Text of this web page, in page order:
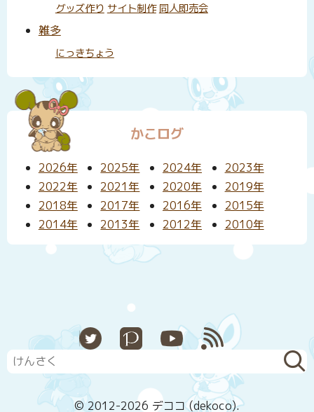
グッズ作り サイト制作 同人即売会
雑多
にっきちょう
かこログ
2026年 2025年 2024年
2023年
2022年
2021年 2020年
2019年
2018年
2017年 2016年
2015年
2014年
2013年 2012年 2010年
Pixiv YouTube
RSS
© 2012-2026 デココ (dekoco).